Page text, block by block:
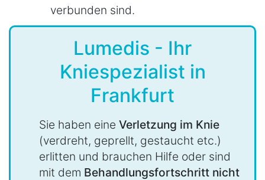
verbunden sind.
Lumedis - Ihr
Kniespezialist in
Frankfurt
Sie haben eine Verletzung im Knie
(verdreht, geprellt, gestaucht etc.)
erlitten und brauchen Hilfe oder sind
mit dem Behandlungsfortschritt nicht